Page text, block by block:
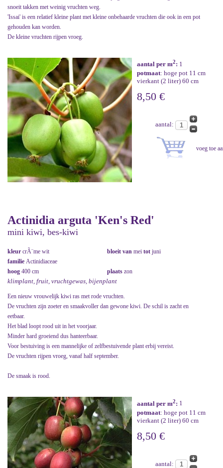
snoeit takken met weinig vruchten weg.
'Issai' is een relatief kleine plant met kleine onbehaarde vruchten die ook in een pot
gehouden kan worden.
De kleine vruchten rijpen vroeg.
aantal per m2: 1
potmaat: hoge pot 11 cm
vierkant (2 liter) 60 cm
8,50 €
aantal:
Actinidia arguta 'Ken's Red'
mini kiwi, bes-kiwi
kleur crÃ¨me wit bloeit van mei tot juni
familie Actinidiaceae
hoog 400 cm plaats zon
klimplant, fruit, vruchtgewas, bijenplant
Een nieuw vrouwelijk kiwi ras met rode vruchten.
De vruchten zijn zoeter en smaakvoller dan gewone kiwi. De schil is zacht en
eetbaar.
Het blad loopt rood uit in het voorjaar.
Minder hard groeiend dus hanteerbaar.
Voor bestuiving is een mannelijke of zelfbestuivende plant erbij vereist.
De vruchten rijpen vroeg, vanaf half september.
De smaak is rood.
aantal per m2: 1
potmaat: hoge pot 11 cm
vierkant (2 liter) 60 cm
8,50 €
aantal: